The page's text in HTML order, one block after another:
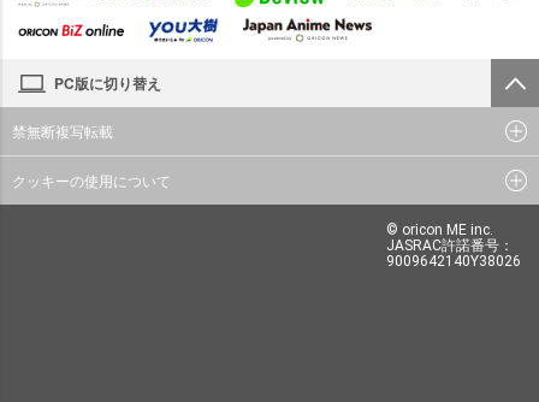
PC版に切り替え
禁無断複写転載
クッキーの使用について
© oricon ME inc.
JASRAC許諾番号：
9009642140Y38026